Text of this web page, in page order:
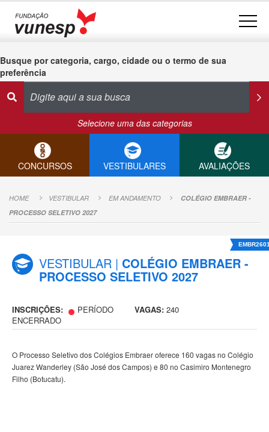
Busque por categoria, cargo, cidade ou o termo de sua
preferência
Selecione uma das categorias
CONCURSOS VESTIBULARES AVALIAÇÕES
HOME VESTIBULAR EM ANDAMENTO
COLÉGIO EMBRAER -
PROCESSO SELETIVO 2027
VESTIBULAR | COLÉGIO EMBRAER -
PROCESSO SELETIVO 2027
INSCRIÇÕES:
PERÍODO
ENCERRADO
VAGAS: 240
O Processo Seletivo dos Colégios Embraer oferece 160 vagas no Colégio
Juarez Wanderley (São José dos Campos) e 80 no Casimiro Montenegro
Filho (Botucatu).